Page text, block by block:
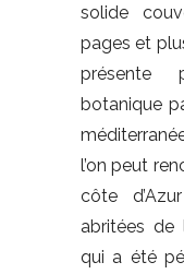
solide
pages et
présente
botanique
l’on peut
côte
abritées de
qui a été